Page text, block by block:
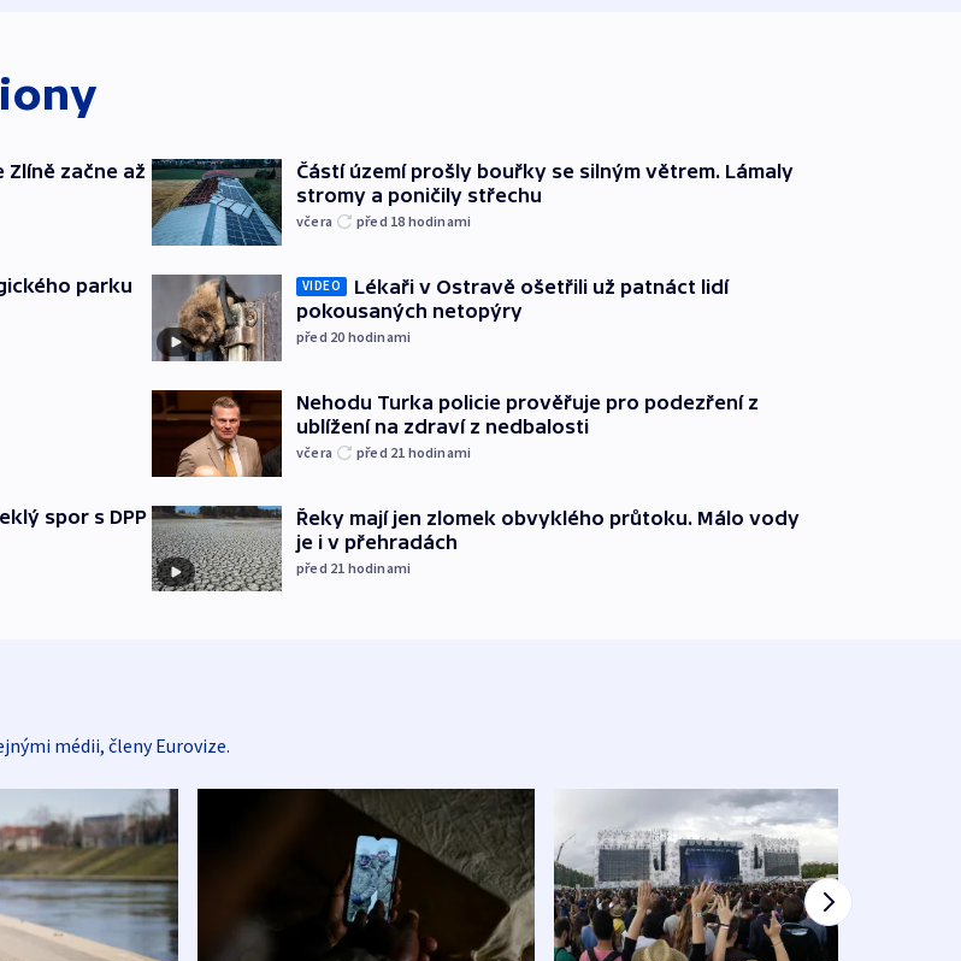
začne až
parku
spor s DPP
Částí území prošly bouřky se silným větrem. Lámaly
stromy a poničily střechu
včera před 18 hodinami
VIDEO
Lékaři v Ostravě ošetřili už patnáct lidí
pokousaných netopýry
před 20 hodinami
Nehodu Turka policie prověřuje pro podezření z
ublížení na zdraví z nedbalosti
včera před 21 hodinami
Řeky mají jen zlomek obvyklého průtoku. Málo vody
je i v přehradách
před 21 hodinami
médii, členy Eurovize.